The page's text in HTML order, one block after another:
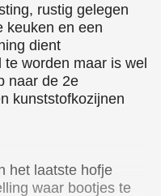
rustig gelegen
keuken en een
dient
worden maar is wel
naar de 2e
kunststofkozijnen
het laatste hofje
waar bootjes te